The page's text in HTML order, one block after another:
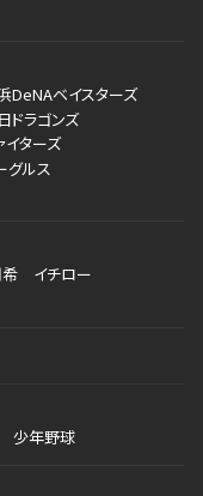
DeNAベイスターズ
ドラゴンズ
ターズ
グルス
イチロー
少年野球